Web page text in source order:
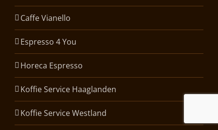
Caffe Vianello
Espresso 4 You
Horeca Espresso
Koffie Service Haaglanden
Koffie Service Westland